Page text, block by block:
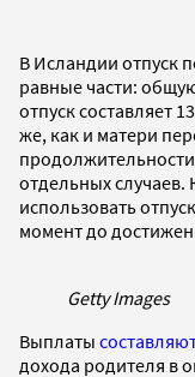
В Исландии отпуск
равные части:
отпуск составляет
же, как и матери
продолжительности
отдельных
использовать
момент до
Getty Images
Выплаты
дохода родителя в